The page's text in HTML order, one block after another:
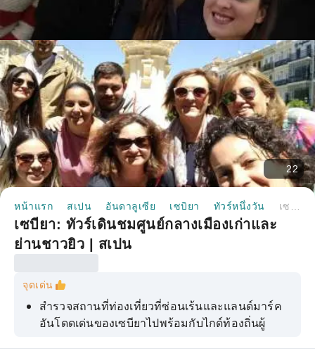
22
หน้าแรก สเปน อันดาลูเซีย เซบิยา ทัวร์หนึ่งวัน
เซบียา: ทัวร์เดินชมศูนย์กลางเมืองเก่าและ
ย่านชาวยิว | สเปน
จุดเด่น
สำรวจสถานที่ท่องเที่ยวที่ซ่อนเร้นและแลนด์มาร์ค
อันโดดเด่นของเซบียาไปพร้อมกับไกด์ท้องถิ่นผู้